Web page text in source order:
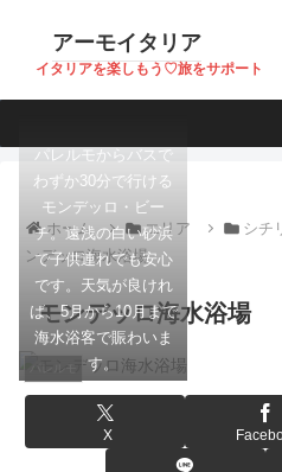
アーモイタリア
イタリアを楽しもう♡旅をサポート
ホーム エリア シチ
ンデッロ海水浴場
モンデッロ海水浴場
パレルモ
パレルモからバスで
わずか30分で行ける
モンデッロ・ビー
チ。遠浅の白い砂浜
で子供連れでも安心
です。天気が良けれ
ば、5月から10月まで
海水浴客で賑わいま
す。
X